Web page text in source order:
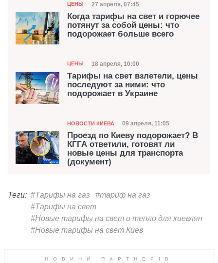
Категория
ЦЕНЫ Дата публикации
27 апреля, 07:45
Когда тарифы на свет и горючее
потянут за собой цены: что
подорожает больше всего
Категория
ЦЕНЫ Дата публикации
18 апреля, 10:00
Тарифы на свет взлетели, цены
последуют за ними: что
подорожает в Украине
Категория
НОВОСТИ КИЕВА Дата публикации
09 апреля, 11:05
Проезд по Киеву подорожает? В
КГГА ответили, готовят ли
новые цены для транспорта
(документ)
Теги: #Тарифы на газ
#тариф на газ
#Тарифы на свет
#Новые тарифы на свет и тепло для киевлян
#Новые тарифы на свет Киев